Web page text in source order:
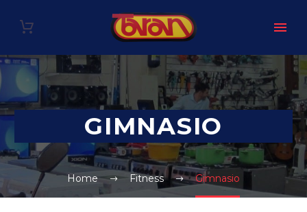
GIMNASIO
Home Fitness Gimnasio